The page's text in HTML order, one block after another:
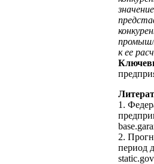
к ее
1.
2.
период